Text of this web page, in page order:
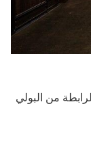
من البولي